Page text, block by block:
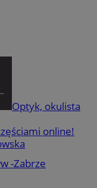
Optyk, okulista
online!
-Zabrze